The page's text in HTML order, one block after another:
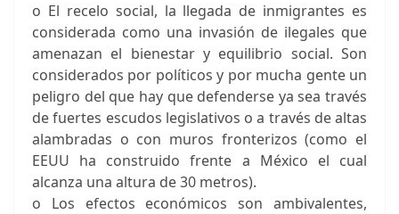
o El recelo social, la llegada de inmigrantes es
considerada como una invasión de ilegales que
amenazan el bienestar y equilibrio social. Son
considerados por políticos y por mucha gente un
peligro del que hay que defenderse ya sea través
de fuertes escudos legislativos o a través de altas
alambradas o con muros fronterizos (como el
EEUU ha construido frente a México el cual
alcanza una altura de 30 metros).
o Los efectos económicos son ambivalentes,